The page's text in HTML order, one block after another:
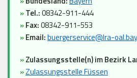
»Tel.:08342-911-444
»Fax:08342-911-553
»Email:buergerservice@lra-
»Zulassungsstelle(n) im Bezirk
»Zulassungsstelle Füssen